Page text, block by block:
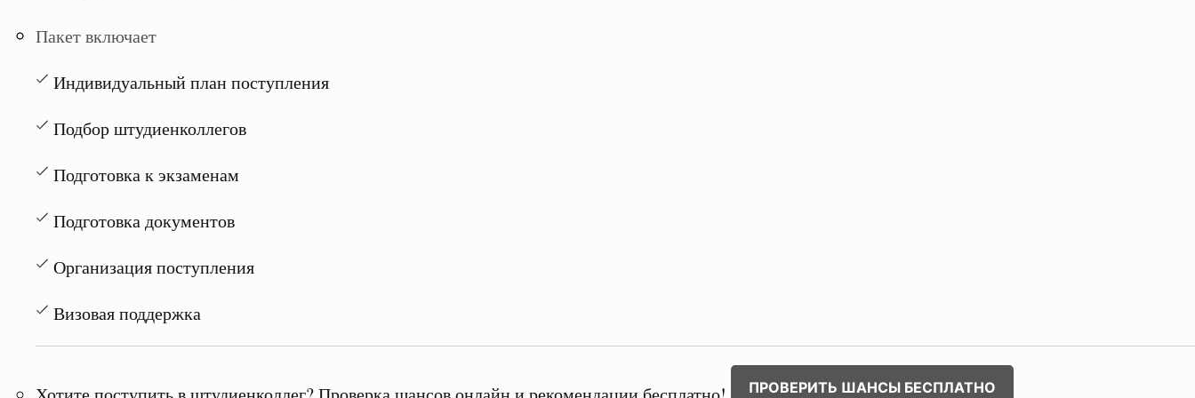
Пакет включает
Индивидуальный план поступления
Подбор штудиенколлегов
Подготовка к экзаменам
Подготовка документов
Организация поступления
Визовая поддержка
ПРОВЕРИТЬ ШАНСЫ БЕСПЛАТНО